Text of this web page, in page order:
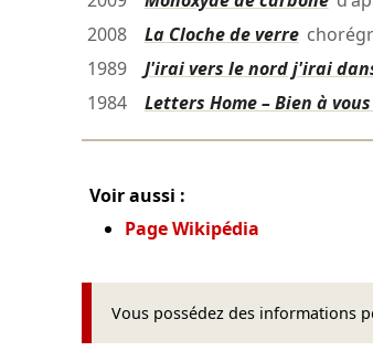
2008
La Cloche de verre
1989
J'irai vers le nord j'irai
1984
Letters Home – Bien à
Voir aussi :
Page Wikipédia
Vous possédez des informations